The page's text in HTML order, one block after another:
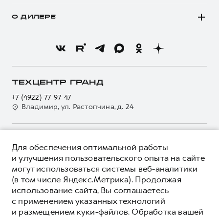
Программа «HAVAL Защита+»
Для малого бизнеса
Система управления автопарком
Сервис для корпоративных клиентов
HAVAL Лизинг
Автомобильные аксессуары
Коллекция CITY
Программа «Помощь на дороге»
Электронный ПТС
GWM Безопасность
Мобильное приложение GWM
Программа «HAVAL Защита+»
Руководства по эксплуатации
Подписки
Автомобильные аксессуары
Коллекция CITY
Владельцам
О ДИЛЕРЕ
О GWM
О дилере
Наша команда
Контакты
ТЕХЦЕНТР ГРАНД
+7 (4922) 77-97-47
Владимир, ул. Растопчина, д. 24
ЦЕНЫ И ВЫГОДЫ
ЮРИДИЧЕСКАЯ ИНФОРМАЦИЯ
Вся представленная на сайте информация, касающаяся
автомобилей и сервисного обслуживания, носит
информационный характер и не является публичной офертой.
Для обеспечения оптимальной работы
и улучшения пользовательского опыта на сайте
могут использоваться системы веб-аналитики
(в том числе Яндекс.Метрика). Продолжая
использование сайта, Вы соглашаетесь
с применением указанных технологий
и размещением куки-файлов. Обработка вашей